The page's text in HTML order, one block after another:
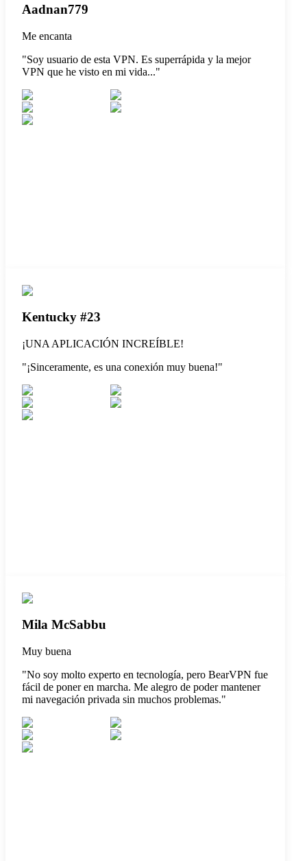
Aadnan779
Me encanta
"Soy usuario de esta VPN. Es superrápida y la mejor
VPN que he visto en mi vida..."
Kentucky #23
¡UNA APLICACIÓN INCREÍBLE!
"¡Sinceramente, es una conexión muy buena!"
Mila McSabbu
Muy buena
"No soy molto experto en tecnología, pero BearVPN fue
fácil de poner en marcha. Me alegro de poder mantener
mi navegación privada sin muchos problemas."